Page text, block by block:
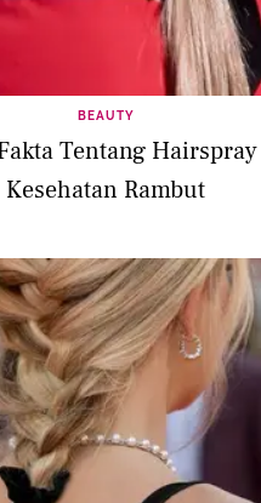
BEAUTY
Tentang
Kesehatan Rambut